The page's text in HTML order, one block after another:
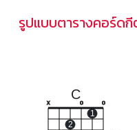
รูปแบบตารางคอร์ด
C
x
2
o
1
o